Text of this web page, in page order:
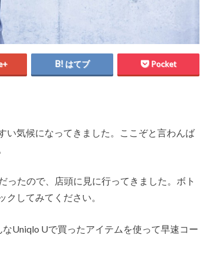
はてブ Pocket
い気候になってきました。ここぞと言わんば
たので、店頭に見に行ってきました。ボト
してみてください。
Uniqlo Uで買ったアイテムを使って早速コー